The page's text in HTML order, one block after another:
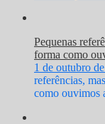
Pequenas
forma como
1 de outubro
referências,
como ouvimos